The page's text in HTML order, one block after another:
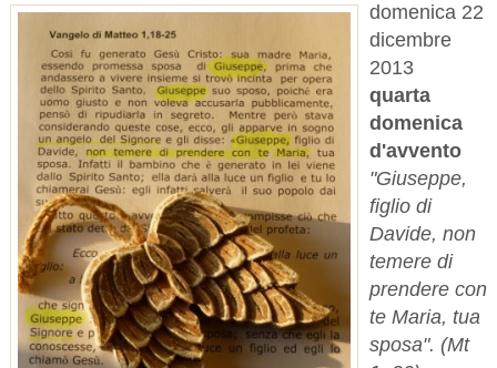
domenica 22
dicembre
2013
quarta
domenica
d'avvento
"Giuseppe,
figlio di
Davide, non
temere di
prendere con
te Maria, tua
sposa". (Mt